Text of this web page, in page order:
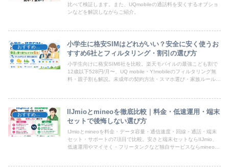
比べて検証します。また、UQmobileの通話料を安くするオプショ
ンなどを解説しながらご紹介。
小学生に格安SIMはどれがいい？安全に安く使うお
すすめ6社とフィルタリング・割引の選び方
小学生向けに格安SIM6社を比較。楽天モバイルの最強こども割で
12歳以下528円/月〜、UQ mobile・Y!mobileのフィルタリング無
料・親子割も解説。未成年の契約方法・スマホ選び・家族ルール作
IIJmioとmineoを徹底比較｜料金・低速運用・端末
セットで後悔しない選び方
IJmioとmineoを料金・データ容量・通信速度・回線・通話・端末
セット・サポートの7項目で比較。安さと端末セットならIIJmio、
低速運用やマイそく・フリータンクなど独自サービスならmineoが